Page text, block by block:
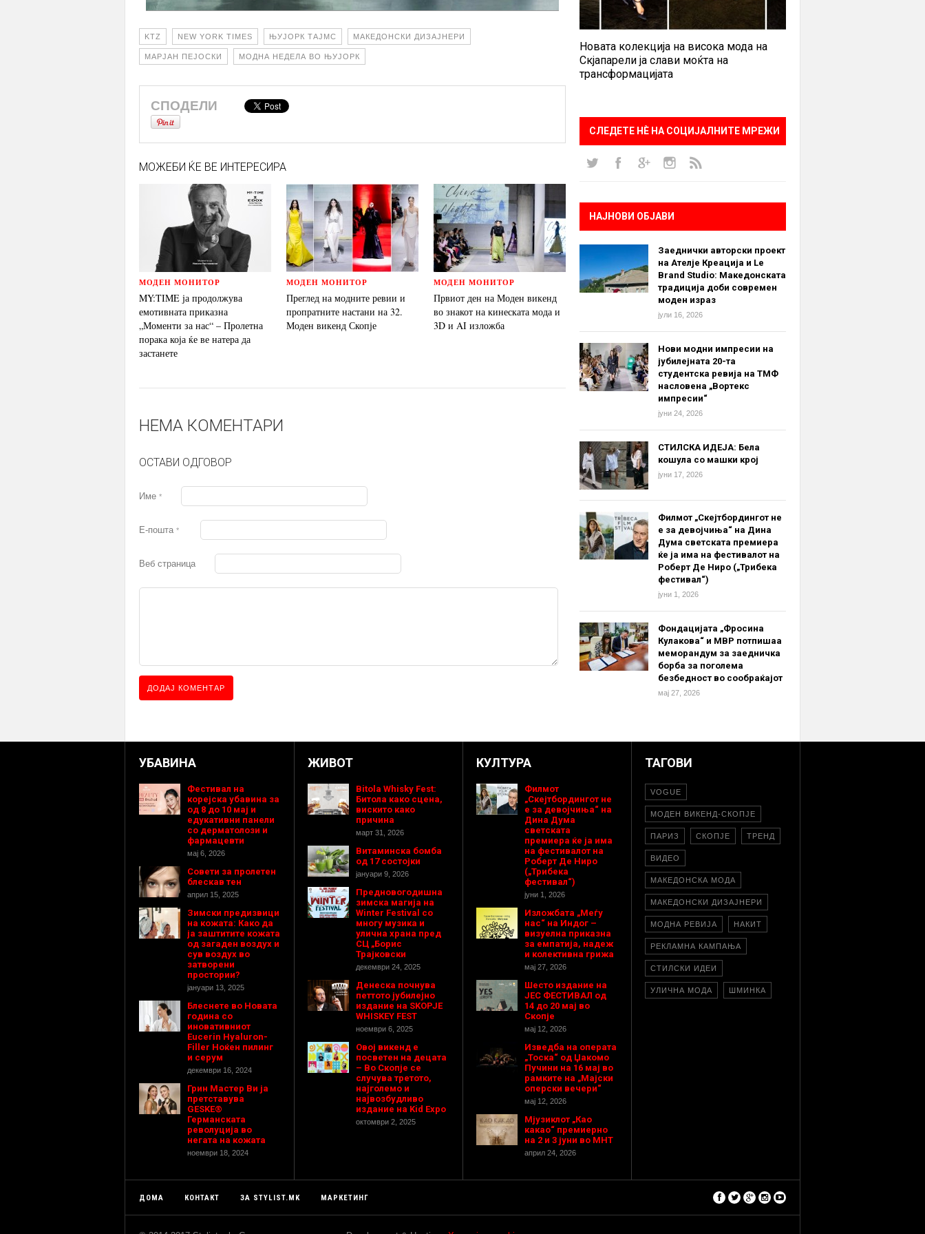
KTZ NEW YORK TIMES ЊУЈОРК ТАЈМС МАКЕДОНСКИ ДИЗАЈНЕРИ
МАРЈАН ПЕЈОСКИ МОДНА НЕДЕЛА ВО ЊУЈОРК
СПОДЕЛИ
МОЖЕБИ ЌЕ ВЕ ИНТЕРЕСИРА
МОДЕН МОНИТОР
MY:TIME ја продолжува
емотивната приказна
„Моменти за нас“ – Пролетна
порака која ќе ве натера да
застанете
МОДЕН МОНИТОР
Преглед на модните ревии и
пропратните настани на 32.
Моден викенд Скопје
МОДЕН МОНИТОР
Првиот ден на Моден викенд
во знакот на кинеската мода и
3D и AI изложба
НЕМА КОМЕНТАРИ
ОСТАВИ ОДГОВОР
Име *
Е-пошта *
Веб страница
Новата колекција на висока мода на
Скјапарели ја слави моќта на
трансформацијата
СЛЕДЕТЕ НÈ НА СОЦИЈАЛНИТЕ МРЕЖИ
НАЈНОВИ ОБЈАВИ
Заеднички авторски проект
на Ателје Креација и Le
Brand Studio: Македонската
традиција доби современ
моден израз
јули 16, 2026
Нови модни импресии на
јубилејната 20-та
студентска ревија на ТМФ
насловена „Вортекс
импресии“
јуни 24, 2026
СТИЛСКА ИДЕЈА: Бела
кошула со машки крој
јуни 17, 2026
Филмот „Скејтбордингот не
е за девојчиња“ на Дина
Дума светската премиера
ќе ја има на фестивалот на
Роберт Де Ниро („Трибека
фестивал“)
јуни 1, 2026
Фондацијата „Фросина
Кулакова“ и МВР потпишаа
меморандум за заедничка
борба за поголема
безбедност во сообраќајот
мај 27, 2026
УБАВИНА
Фестивал на
корејска убавина за
од 8 до 10 мај и
едукативни панели
со дерматолози и
фармацевти
мај 6, 2026
Совети за пролетен
блескав тен
април 15, 2025
Зимски предизвици
на кожата: Како да
ја заштитите кожата
од загаден воздух и
сув воздух во
затворени
простории?
јануари 13, 2025
Блеснете во Новата
година со
иновативниот
Eucerin Hyaluron-
Filler Ноќен пилинг
и серум
декември 16, 2024
Грин Мастер Ви ја
претставува
GESKE®
Германската
револуција во
негата на кожата
ноември 18, 2024
ЖИВОТ
Bitola Whisky Fest:
Битола како сцена,
вискито како
причина
март 31, 2026
Витаминска бомба
од 17 состојки
јануари 9, 2026
Предновогодишнa
зимска магија на
Winter Festival со
многу музика и
улична храна пред
СЦ „Борис
Трајковски
декември 24, 2025
Денеска почнува
петтото јубилејно
издание на SKOPJE
WHISKEY FEST
ноември 6, 2025
Овој викенд е
посветен на децата
– Во Скопје се
случува третото,
најголемо и
највозбудливо
издание на Kid Expo
октомври 2, 2025
КУЛТУРА
Филмот
„Скејтбордингот не
е за девојчиња“ на
Дина Дума
светската
премиера ќе ја има
на фестивалот на
Роберт Де Ниро
(„Трибека
фестивал“)
јуни 1, 2026
Изложбата „Меѓу
нас“ на Индог –
визуелна приказна
за емпатија, надеж
и колективна грижа
мај 27, 2026
Шесто издание на
ЈЕС ФЕСТИВАЛ од
14 до 20 мај во
Скопје
мај 12, 2026
Изведба на операта
„Тоска“ од Џакомо
Пучини на 16 мај во
рамките на „Мајски
оперски вечери“
мај 12, 2026
Мјузиклот „Као
какао“ премиерно
на 2 и 3 јуни во МНТ
април 24, 2026
ТАГОВИ
VOGUE
МОДЕН ВИКЕНД-СКОПЈЕ
ПАРИЗ СКОПЈЕ ТРЕНД
ВИДЕО
МАКЕДОНСКА МОДА
МАКЕДОНСКИ ДИЗАЈНЕРИ
МОДНА РЕВИЈА НАКИТ
РЕКЛАМНА КАМПАЊА
СТИЛСКИ ИДЕИ
УЛИЧНА МОДА ШМИНКА
ДОМА КОНТАКТ ЗА STYLIST.MK МАРКЕТИНГ